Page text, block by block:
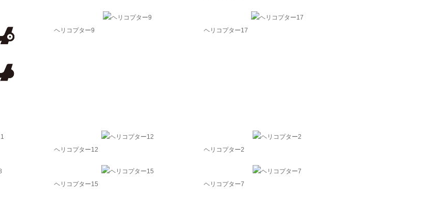
ヘリコプター9 ヘリコプター17
ヘリコプター12 ヘリコプター2
ヘリコプター15 ヘリコプター7